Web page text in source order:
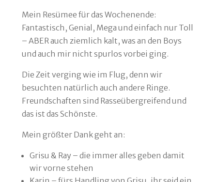
Mein Resümee für das Wochenende:
Fantastisch, Genial, Mega und einfach nur Toll
– ABER auch ziemlich kalt, was an den Boys
und auch mir nicht spurlos vorbei ging.
Die Zeit verging wie im Flug, denn wir
besuchten natürlich auch andere Ringe.
Freundschaften sind Rasseübergreifend und
das ist das Schönste.
Mein größter Dank geht an:
Grisu & Ray – die immer alles geben damit
wir vorne stehen